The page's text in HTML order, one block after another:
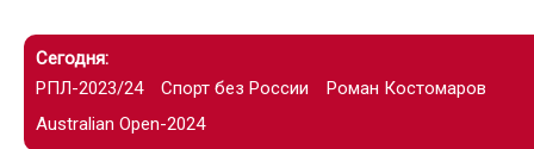
Сегодня:
РПЛ-2023/24
Спорт без России
Роман Костомаров
Australian Open-2024